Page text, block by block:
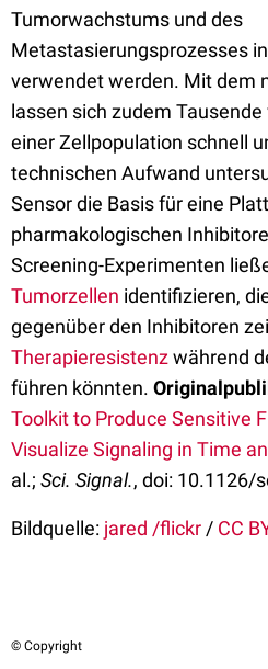
Tumorwachstums und des
Metastasierungsprozesses
verwendet werden. Mit dem
lassen sich zudem
einer Zellpopulation schnell
technischen Aufwand
Sensor die Basis für eine
pharmakologischen
Screening-Experimenten
Tumorzellen identifizieren,
gegenüber den Inhibitoren
Therapieresistenzwährend
führen könnten.
Toolkit to Produce Sensitive
Visualize Signaling in Time
al.; Sci. Signal., doi: 10.1126/
Bildquelle: jared /flickr / CC
© Copyright